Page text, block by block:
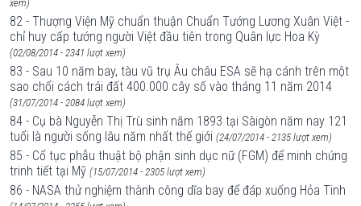
xem)
82 - Thượng Viện Mỹ chuẩn thuận Chuẩn Tướng Lương Xuân Việt -
chỉ huy cấp tướng người Việt đầu tiên trong Quân lực Hoa Kỳ
(02/08/2014 - 2341 lượt xem)
83 - Sau 10 năm bay, tàu vũ trụ Âu châu ESA sẽ hạ cánh trên một
sao chổi cách trái đất 400.000 cây số vào tháng 11 năm 2014
(31/07/2014 - 2084 lượt xem)
84 - Cụ bà Nguyễn Thị Trù sinh năm 1893 tại Sàigòn năm nay 121
tuổi là người sống lâu năm nhất thế giới (24/07/2014 - 2135 lượt xem)
85 - Cổ tục phẫu thuật bộ phận sinh dục nữ (FGM) để minh chứng
trinh tiết tại Mỹ (15/07/2014 - 2305 lượt xem)
86 - NASA thử nghiệm thành công dĩa bay để đáp xuống Hỏa Tinh